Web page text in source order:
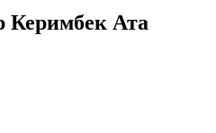
Керимбек Ата